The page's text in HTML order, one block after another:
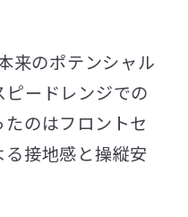
来のポテンシャル
ードレンジでの
のはフロントセ
接地感と操縦安